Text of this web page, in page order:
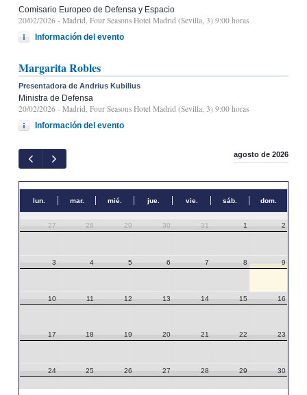
Comisario Europeo de Defensa y Espacio
20/02/2026 - Madrid, Four Seasons Hotel Madrid (Sevilla, 3) 9:00 horas
Información del evento
Margarita Robles
Presentadora de Andrius Kubilius
Ministra de Defensa
20/02/2026 - Madrid, Four Seasons Hotel Madrid (Sevilla, 3) 9:00 horas
Información del evento
agosto de 2026
lun. mar. mié. jue. vie. sáb. dom.
27 28 29 30 31 1 2
3 4 5 6 7 8 9
10 11 12 13 14 15 16
17 18 19 20 21 22 23
24 25 26 27 28 29 30